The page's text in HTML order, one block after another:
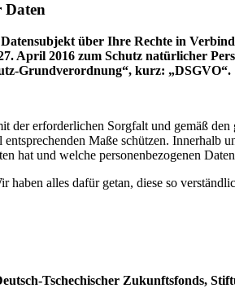
Daten
über Ihre Rechte in
April 2016 zum Schutz natürlicher
Grundverordnung“, kurz: „DSGVO“.
der erforderlichen Sorgfalt und gemäß
Maße schützen. Innerhalb
hat und welche personenbezogenen
alles dafür getan, diese so
Tschechischer Zukunftsfonds,